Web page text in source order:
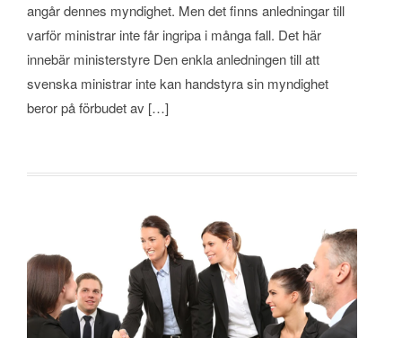
angår dennes myndighet. Men det finns anledningar till
varför ministrar inte får ingripa i många fall. Det här
innebär ministerstyre Den enkla anledningen till att
svenska ministrar inte kan handstyra sin myndighet
beror på förbudet av […]